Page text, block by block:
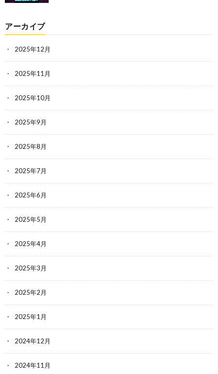
アーカイブ
2025年12月
2025年11月
2025年10月
2025年9月
2025年8月
2025年7月
2025年6月
2025年5月
2025年4月
2025年3月
2025年2月
2025年1月
2024年12月
2024年11月